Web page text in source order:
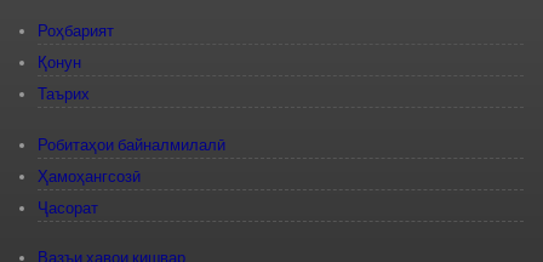
Роҳбарият
Қонун
Таърих
Робитаҳои байналмилалӣ
Ҳамоҳангсозӣ
Ҷасорат
Вазъи ҳавои кишвар